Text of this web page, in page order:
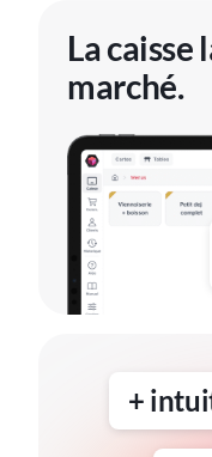
La caisse
marché.
+